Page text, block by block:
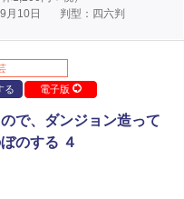
月10日
判型：四六判
る
電子版
で、ダンジョン造って
のする ４